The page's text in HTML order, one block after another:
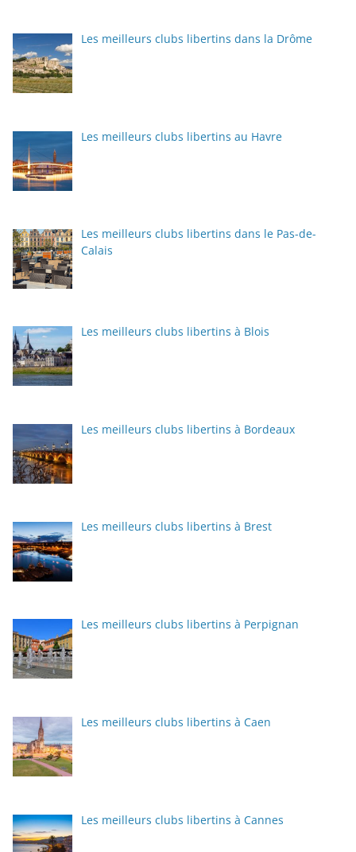
Les meilleurs clubs libertins dans la Drôme
Les meilleurs clubs libertins au Havre
Les meilleurs clubs libertins dans le Pas-de-
Calais
Les meilleurs clubs libertins à Blois
Les meilleurs clubs libertins à Bordeaux
Les meilleurs clubs libertins à Brest
Les meilleurs clubs libertins à Perpignan
Les meilleurs clubs libertins à Caen
Les meilleurs clubs libertins à Cannes